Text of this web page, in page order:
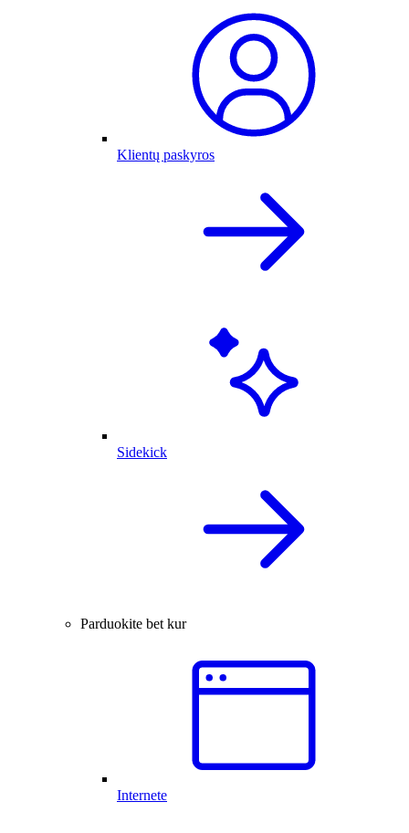
Klientų paskyros
Sidekick
Parduokite bet kur
Internete